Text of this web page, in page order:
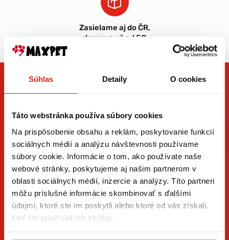
Súhlas Detaily O cookies
Táto webstránka používa súbory cookies
Na prispôsobenie obsahu a reklám, poskytovanie funkcií
sociálnych médií a analýzu návštevnosti používame
súbory cookie. Informácie o tom, ako používate naše
webové stránky, poskytujeme aj našim partnerom v
oblasti sociálnych médií, inzercie a analýzy. Títo partneri
môžu príslušné informácie skombinovať s ďalšími
údajmi, ktoré ste im poskytli alebo ktoré od vás získali,
keď ste používali ich služby.
Zasielame aj do ČR,
doprava už od 5€
ZÍSKAJTE NOVINKY AKO PRVÝ
Prihláste sa na odber newslettera a buďte prvý, kto má
novinky.